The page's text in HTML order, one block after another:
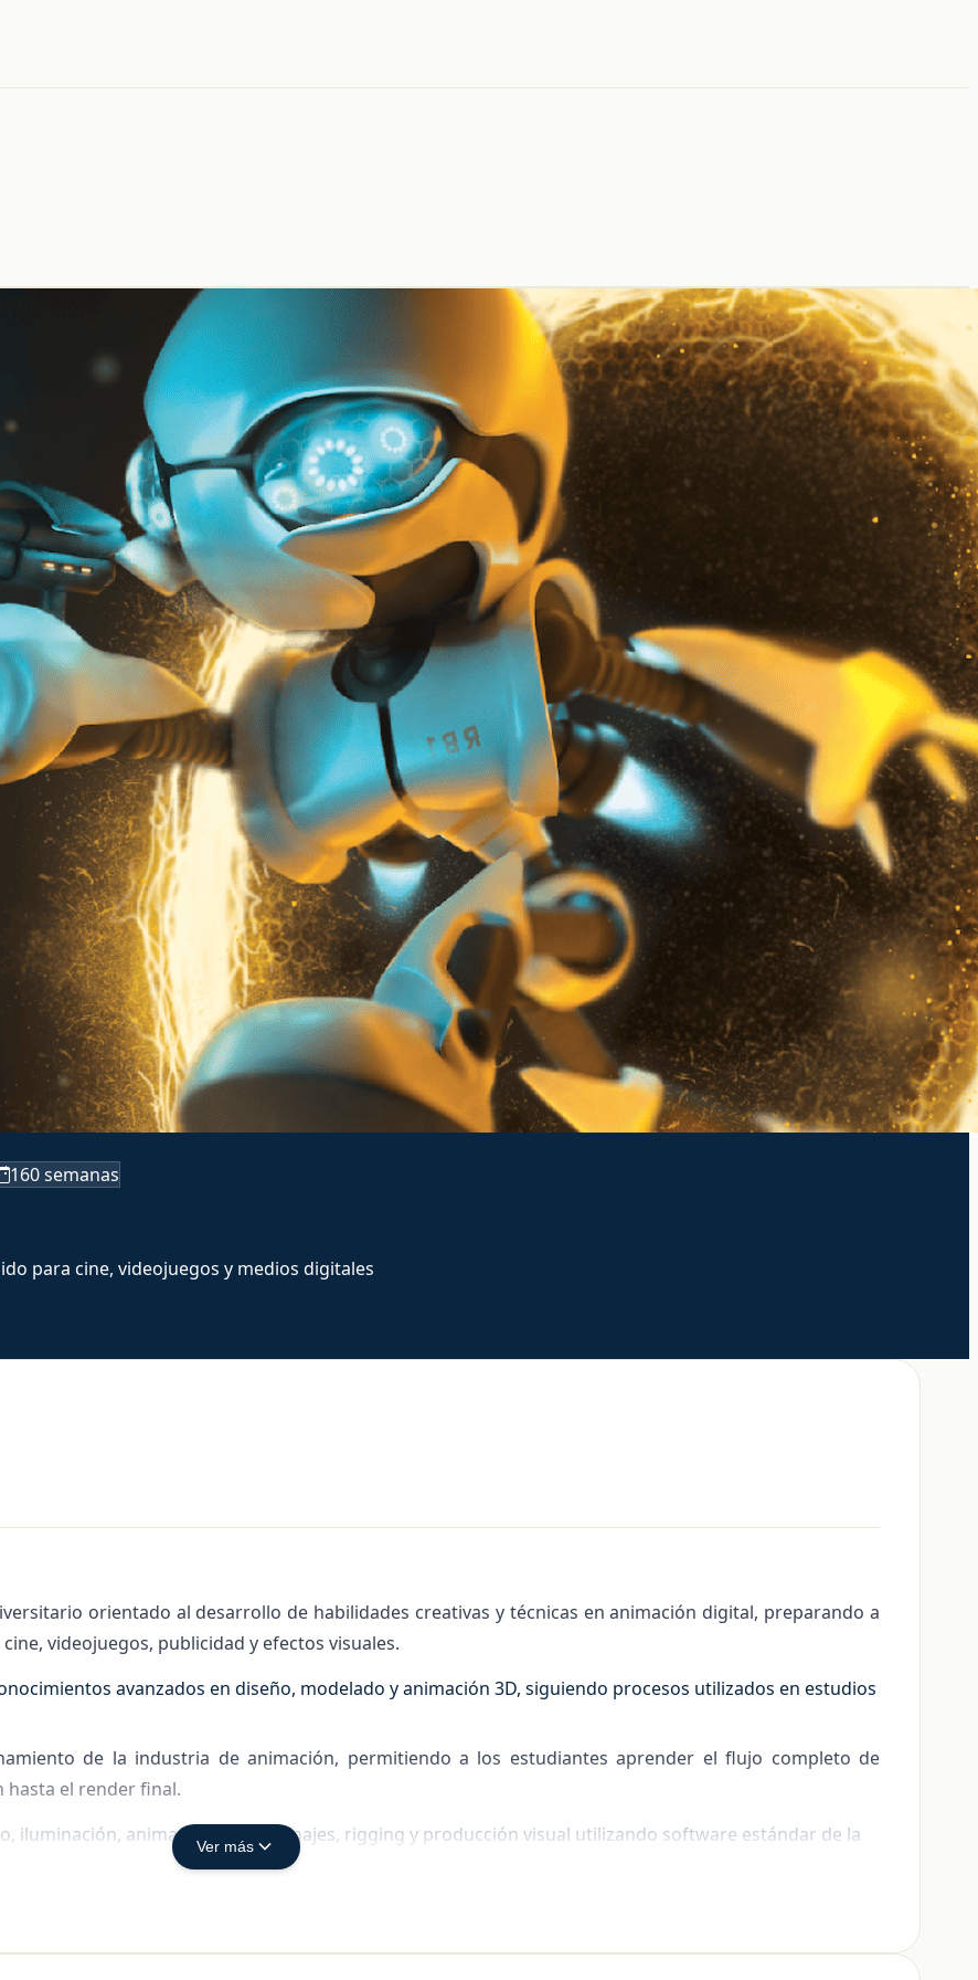
160 semanas
para cine, videojuegos y medios digitales
orientado al desarrollo de habilidades creativas y técnicas en animación digital, preparando a
videojuegos, publicidad y efectos visuales.
avanzados en diseño, modelado y animación 3D, siguiendo procesos utilizados en estudios
de la industria de animación, permitiendo a los estudiantes aprender el flujo completo de
hasta el render final.
iluminación, animación de personajes, rigging y producción visual utilizando software estándar de la
Ver más